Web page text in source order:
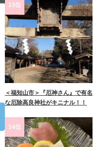
13位
＜福知山市＞『厄神さん』で有名
な厄除高良神社がキニナル！！
14位